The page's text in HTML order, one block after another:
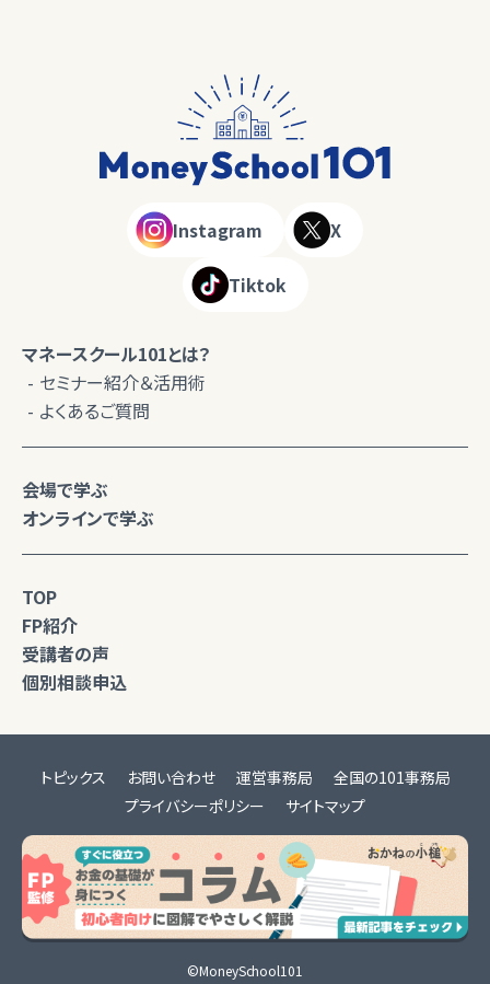
Instagram X
Tiktok
マネースクール101とは？
セミナー紹介＆活用術
よくあるご質問
会場で学ぶ
オンラインで学ぶ
TOP
FP紹介
受講者の声
個別相談申込
トピックス お問い合わせ 運営事務局
全国の101事務局
プライバシーポリシー
サイトマップ
©MoneySchool101